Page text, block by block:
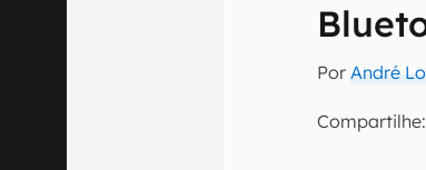
PorAndré
Compartilhe: